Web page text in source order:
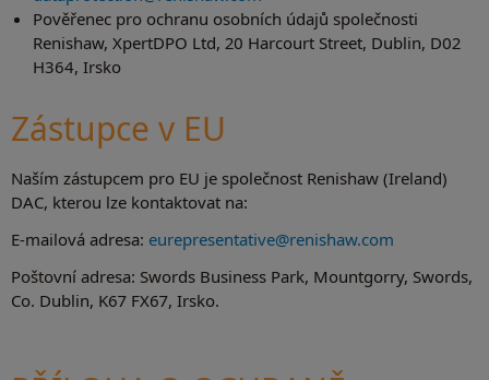
Pověřenec pro ochranu osobních údajů společnosti
Renishaw, XpertDPO Ltd, 20 Harcourt Street, Dublin, D02
H364, Irsko
Zástupce v EU
Naším zástupcem pro EU je společnost Renishaw (Ireland)
DAC, kterou lze kontaktovat na:
E-mailová adresa: eurepresentative@renishaw.com
Poštovní adresa: Swords Business Park, Mountgorry, Swords,
Co. Dublin, K67 FX67, Irsko.